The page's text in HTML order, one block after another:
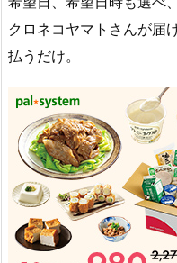
クロネコヤマトさんが届
払うだけ。